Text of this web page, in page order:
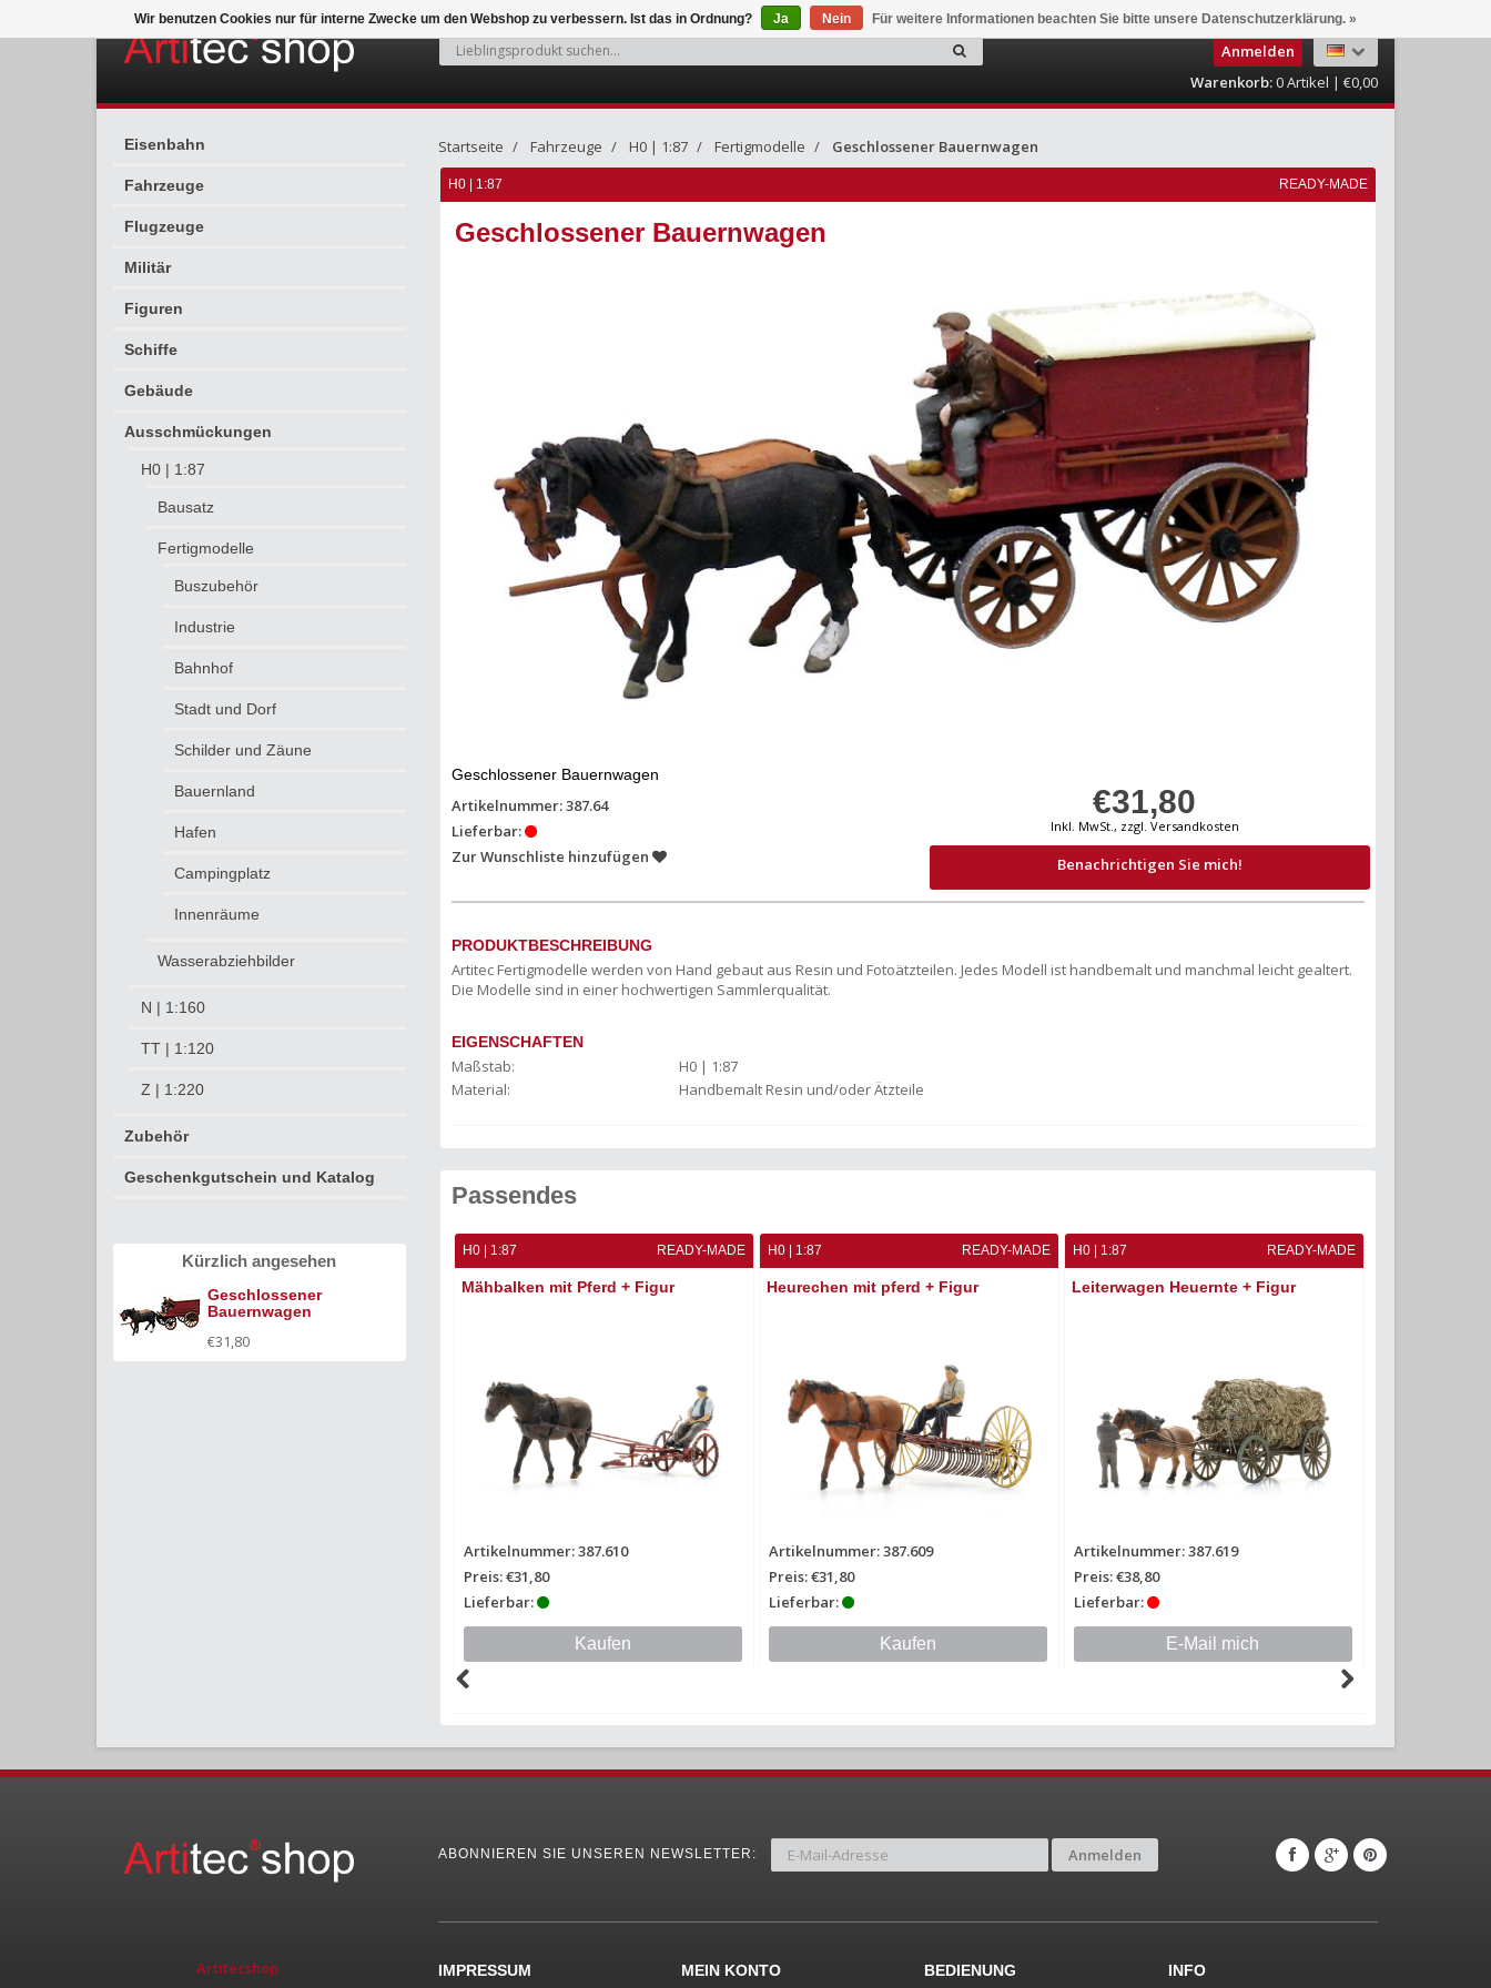
Anmelden
Warenkorb:0Artikel | €0,00
Eisenbahn
Fahrzeuge
Flugzeuge
Militär
Figuren
Schiffe
Gebäude
Ausschmückungen
H0 | 1:87
Bausatz
Fertigmodelle
Buszubehör
Industrie
Bahnhof
Stadt und Dorf
Schilder und Zäune
Bauernland
Hafen
Campingplatz
Innenräume
Wasserabziehbilder
N | 1:160
TT | 1:120
Z | 1:220
Zubehör
Geschenkgutschein und Katalog
Kürzlich angesehen
Geschlossener
Bauernwagen
€31,80
Startseite Fahrzeuge H0 | 1:87 Fertigmodelle Geschlossener Bauernwagen
H0 | 1:87 READY-MADE
Geschlossener Bauernwagen
Geschlossener Bauernwagen
€31,80
Inkl. MwSt., zzgl. Versandkosten
Artikelnummer: 387.64
Lieferbar:
Zur Wunschliste hinzufügen
Benachrichtigen Sie mich!
PRODUKTBESCHREIBUNG
Artitec Fertigmodelle werden von Hand gebaut aus Resin und Fotoätzteilen. Jedes Modell ist handbemalt und manchmal leicht gealtert.
Die Modelle sind in einer hochwertigen Sammlerqualität.
EIGENSCHAFTEN
Maßstab:
H0 | 1:87
Material:
Handbemalt Resin und/oder Ätzteile
Passendes
Rübenwagen
H0 | 1:87 READY-MADE
Mähbalken mit Pferd + Figur
Artikelnummer: 387.610
Preis: €31,80
Lieferbar:
Kaufen
H0 | 1:87 READY-MADE
Heurechen mit pferd + Figur
Artikelnummer: 387.609
Preis: €31,80
Lieferbar:
Kaufen
H0 | 1:87 READY-MADE
Leiterwagen Heuernte + Figur
Artikelnummer: 387.619
Preis: €38,80
Lieferbar:
E-Mail mich
Artitecshop
ABONNIEREN SIE UNSEREN NEWSLETTER: Anmelden
IMPRESSUM MEIN KONTO BEDIENUNG INFO
Wir benutzen Cookies nur für interne Zwecke um den Webshop zu verbessern. Ist das in Ordnung? Ja Nein Für weitere Informationen beachten Sie bitte unsere Datenschutzerklärung. »